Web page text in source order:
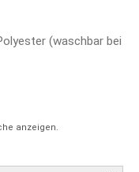
(waschbar bei
anzeigen.